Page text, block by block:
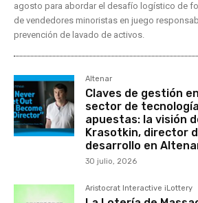
agosto para abordar el desafío logístico de
de vendedores minoristas en juego
prevención de lavado de activos.
Altenar
Claves de gestión
sector de
apuestas: la visión
Krasotkin, director
desarrollo en
30 julio, 2026
Aristocrat Interactive iLottery